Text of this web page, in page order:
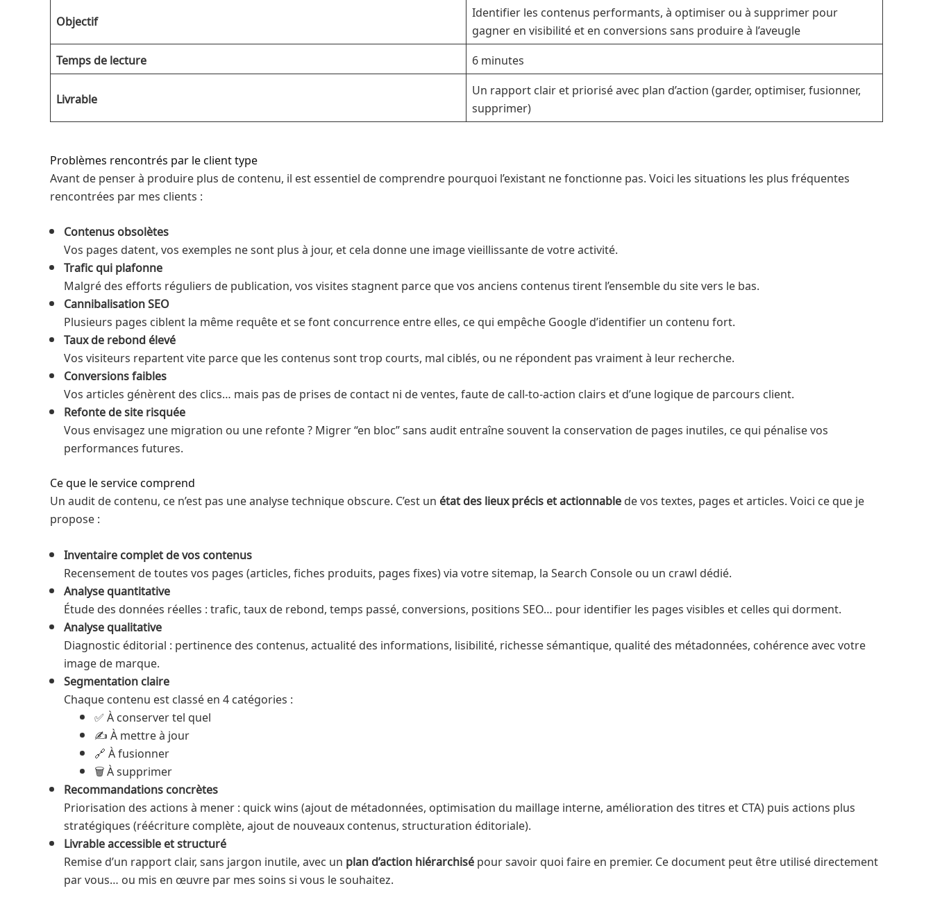
Objectif
Identifier les contenus performants, à optimiser ou à supprimer pour
gagner en visibilité et en conversions sans produire à l’aveugle
Temps de lecture
6 minutes
Livrable
Un rapport clair et priorisé avec plan d’action (garder, optimiser, fusionner,
supprimer)
Problèmes rencontrés par le client type
Avant de penser à produire plus de contenu, il est essentiel de comprendre pourquoi l’existant ne fonctionne pas. Voici les situations les plus fréquentes
rencontrées par mes clients :
Contenus obsolètes
Vos pages datent, vos exemples ne sont plus à jour, et cela donne une image vieillissante de votre activité.
Trafic qui plafonne
Malgré des efforts réguliers de publication, vos visites stagnent parce que vos anciens contenus tirent l’ensemble du site vers le bas.
Cannibalisation SEO
Plusieurs pages ciblent la même requête et se font concurrence entre elles, ce qui empêche Google d’identifier un contenu fort.
Taux de rebond élevé
Vos visiteurs repartent vite parce que les contenus sont trop courts, mal ciblés, ou ne répondent pas vraiment à leur recherche.
Conversions faibles
Vos articles génèrent des clics… mais pas de prises de contact ni de ventes, faute de call-to-action clairs et d’une logique de parcours client.
Refonte de site risquée
Vous envisagez une migration ou une refonte ? Migrer “en bloc” sans audit entraîne souvent la conservation de pages inutiles, ce qui pénalise vos
performances futures.
Ce que le service comprend
Un audit de contenu, ce n’est pas une analyse technique obscure. C’est un état des lieux précis et actionnablede vos textes, pages et articles. Voici ce que je
propose :
Inventaire complet de vos contenus
Recensement de toutes vos pages (articles, fiches produits, pages fixes) via votre sitemap, la Search Console ou un crawl dédié.
Analyse quantitative
Étude des données réelles : trafic, taux de rebond, temps passé, conversions, positions SEO… pour identifier les pages visibles et celles qui dorment.
Analyse qualitative
Diagnostic éditorial : pertinence des contenus, actualité des informations, lisibilité, richesse sémantique, qualité des métadonnées, cohérence avec votre
image de marque.
Segmentation claire
Chaque contenu est classé en 4 catégories :
✅ À conserver tel quel
✍️ À mettre à jour
🔗 À fusionner
🗑️ À supprimer
Recommandations concrètes
Priorisation des actions à mener : quick wins (ajout de métadonnées, optimisation du maillage interne, amélioration des titres et CTA) puis actions plus
stratégiques (réécriture complète, ajout de nouveaux contenus, structuration éditoriale).
Livrable accessible et structuré
Remise d’un rapport clair, sans jargon inutile, avec un plan d’action hiérarchisépour savoir quoi faire en premier. Ce document peut être utilisé directement
par vous… ou mis en œuvre par mes soins si vous le souhaitez.